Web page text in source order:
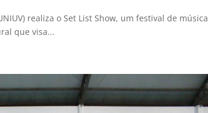
realiza o Set List Show, um festival de música
que visa...